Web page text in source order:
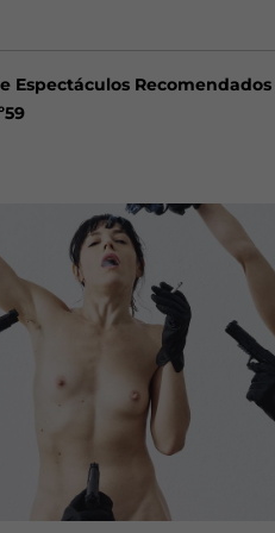
Espectáculos Recomendados